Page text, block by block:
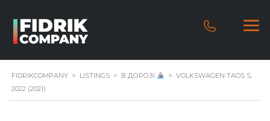
FIDRIKCOMPANY > LISTINGS > В ДОРОЗІ > VOLKSWAGEN TAOS S,
2022 (2021)